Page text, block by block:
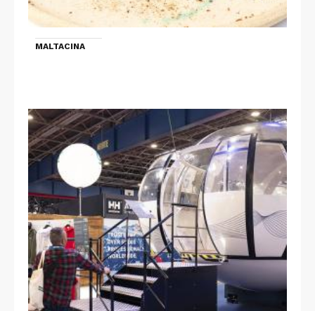
MALTACINA